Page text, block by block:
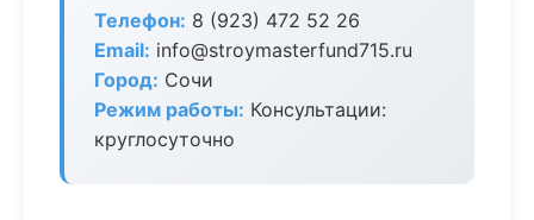
Телефон: 8 (923) 472 52 26
Email: info@stroymasterfund715.ru
Город: Сочи
Режим работы: Консультации:
круглосуточно